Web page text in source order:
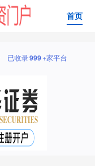
首页
已收录999+家平台